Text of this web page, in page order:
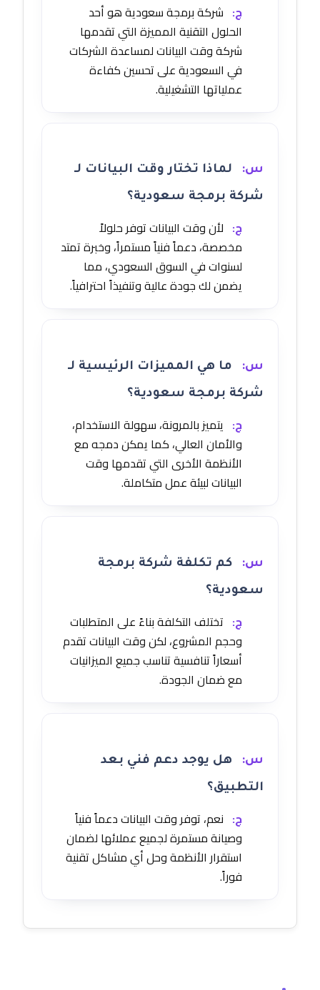
ج: شركة برمجة سعودية هو أحد
الحلول التقنية المميزة التي تقدمها
شركة وقت البيانات لمساعدة الشركات
في السعودية على تحسين كفاءة
عملياتها التشغيلية.
س:
لماذا تختار وقت البيانات لـ
شركة برمجة سعودية؟
ج: لأن وقت البيانات توفر حلولاً
مخصصة، دعماً فنياً مستمراً، وخبرة تمتد
لسنوات في السوق السعودي، مما
يضمن لك جودة عالية وتنفيذاً احترافياً.
س:
ما هي المميزات الرئيسية لـ
شركة برمجة سعودية؟
ج: يتميز بالمرونة، سهولة الاستخدام،
والأمان العالي، كما يمكن دمجه مع
الأنظمة الأخرى التي تقدمها وقت
البيانات لبيئة عمل متكاملة.
س:
كم تكلفة شركة برمجة
سعودية؟
ج: تختلف التكلفة بناءً على المتطلبات
وحجم المشروع، لكن وقت البيانات تقدم
أسعاراً تنافسية تناسب جميع الميزانيات
مع ضمان الجودة.
س:
هل يوجد دعم فني بعد
التطبيق؟
ج: نعم، توفر وقت البيانات دعماً فنياً
وصيانة مستمرة لجميع عملائها لضمان
استقرار الأنظمة وحل أي مشاكل تقنية
فوراً.